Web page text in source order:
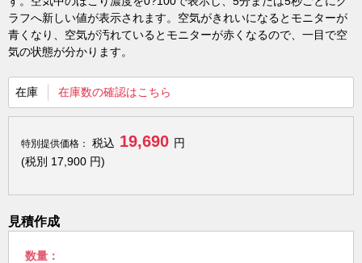
ラフへ新しい値が表示されます。空気がきれいになるとモニターが
青くなり、空気が汚れているとモニターが赤くなるので、一目で空
気の状態が分かります。
在庫 在庫数の確認はこちら
特別提供価格： 税込 19,690 円
(税別 17,900 円)
見積作成
数量：